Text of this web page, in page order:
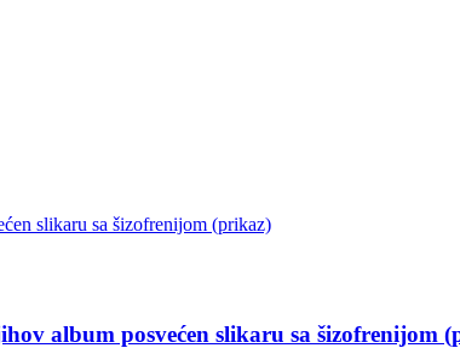
album posvećen slikaru sa šizofrenijom